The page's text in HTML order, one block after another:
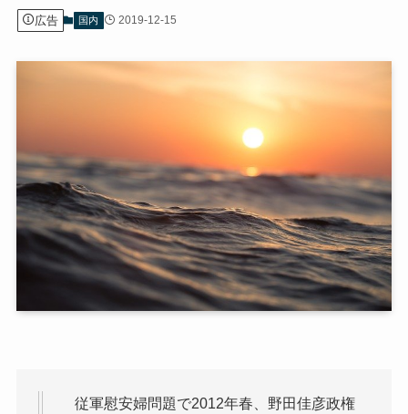
広告 国内 2019-12-15
従軍慰安婦問題で2012年春、野田佳彦政権